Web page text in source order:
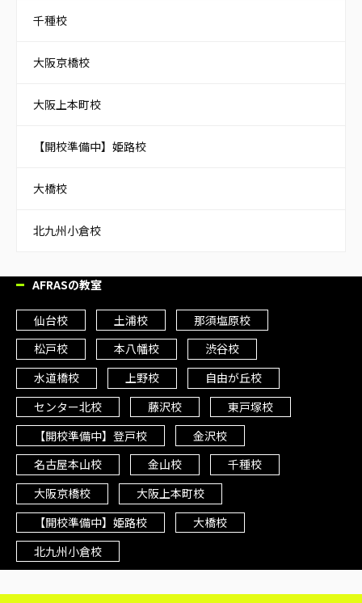
千種校
大阪京橋校
大阪上本町校
【開校準備中】姫路校
大橋校
北九州小倉校
AFRASの教室
仙台校 土浦校
那須塩原校
松戸校
本八幡校
渋谷校
水道橋校
上野校
自由が丘校
センター北校
藤沢校
東戸塚校
【開校準備中】登戸校
金沢校
名古屋本山校
金山校
千種校
大阪京橋校
大阪上本町校
【開校準備中】姫路校
大橋校
北九州小倉校